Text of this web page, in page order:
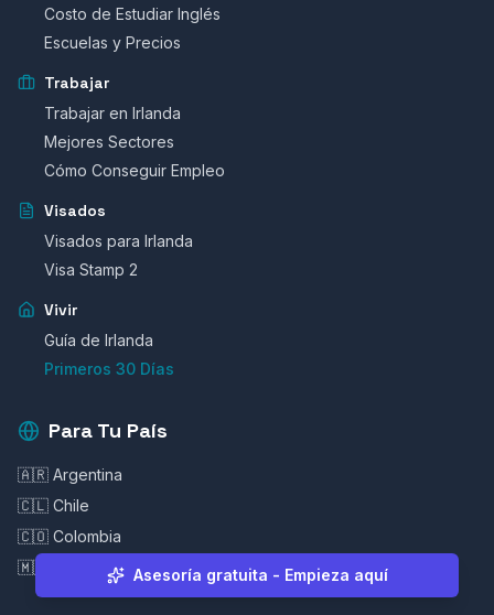
Asesoría gratuita - Empieza aquí
Costo de Estudiar Inglés
Escuelas y Precios
Trabajar
Trabajar en Irlanda
Mejores Sectores
Cómo Conseguir Empleo
Visados
Visados para Irlanda
Visa Stamp 2
Vivir
Guía de Irlanda
Primeros 30 Días
Para Tu País
🇦🇷 Argentina
🇨🇱 Chile
🇨🇴 Colombia
🇲🇽 México